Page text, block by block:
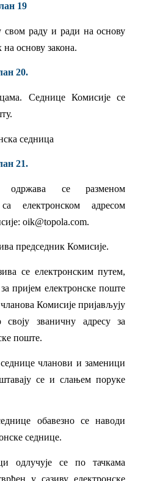
19
свом раду и ради на основу
основу закона.
20.
Седнице Комисије се
седницa
21.
одржава се разменом
електронском адресом
oik@topola.com.
председник Комисије.
се електронским путем,
пријем електронске поште
Комисије пријављују
своју званичну адресу за
поште.
чланови и заменици
се и слањем поруке
обавезно се наводи
седнице.
одлучује се по тачкама
у сазиву електронске